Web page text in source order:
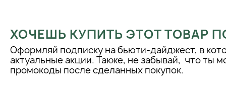
Janeke. С помощью истории был рождён традиционный
тенденциями.
Janeke это КАЧЕСТВО
Линия, которая сочетает в себе элегантность и
ХОЧЕШЬ КУПИТЬ ЭТОТ ТОВАР
Оформляй подписку на бьюти-дайджест, в
актуальные акции. Также, не забывай, что ты
промокоды после сделанных покупок.